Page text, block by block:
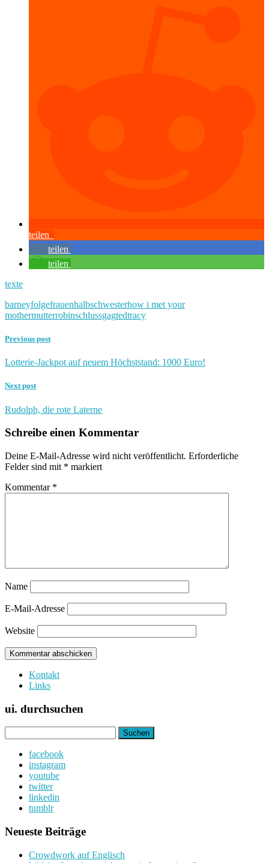
teilen
teilen
teilen
texte
barneyfolgefrauenhalbschwesterhow i met your
mothermutterrobinschlussgagtedtracy
Previous post
Lotterie-Jackpot auf neuem Höchststand: 1000 Euro!
Next post
Rudolph, die rote Laterne
Schreibe einen Kommentar
Deine E-Mail-Adresse wird nicht veröffentlicht. Erforderliche
Felder sind mit * markiert
Kommentar *
Name
E-Mail-Adresse
Website
Kontakt
Links
ui. durchsuchen
nach:
facebook
instagram
youtube
twitter
linkedin
tumblr
Neueste Beiträge
Crowdwork auf Englisch